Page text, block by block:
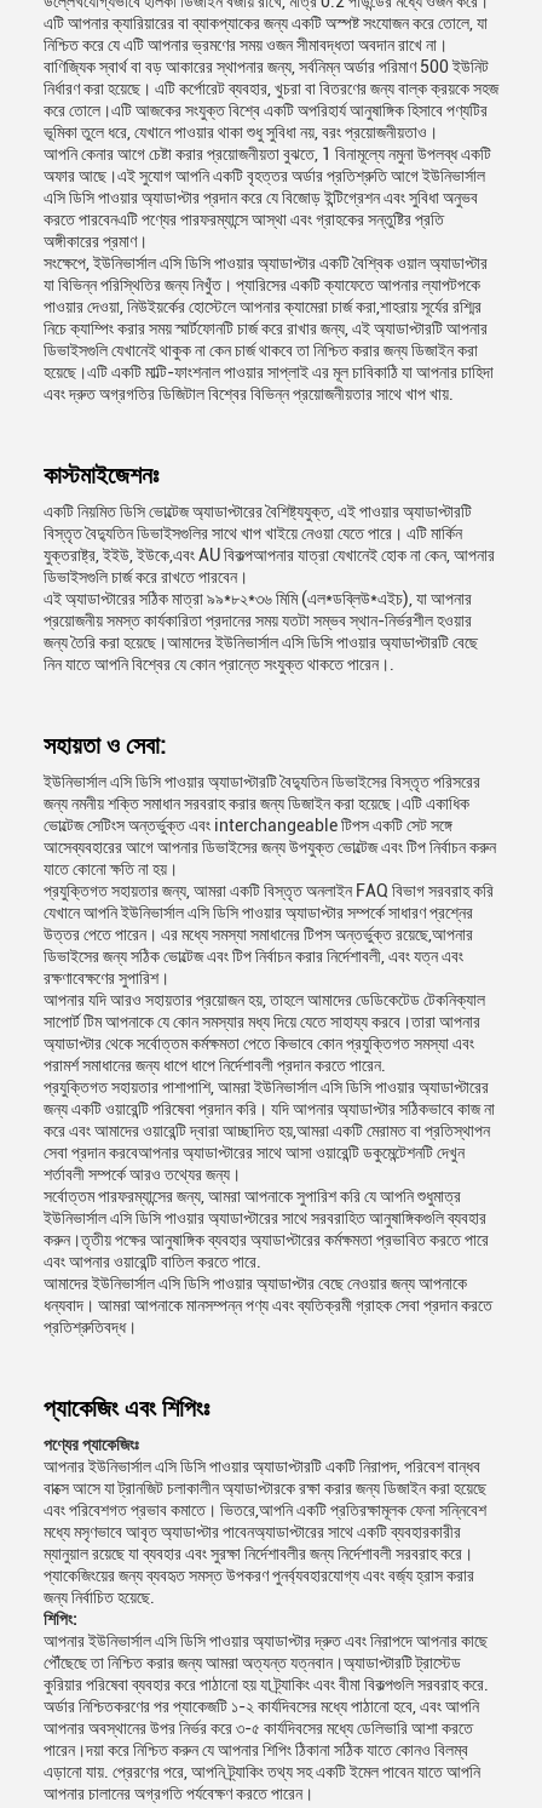
এটি আপনার ক্যারিয়ারের বা ব্যাকপ্যাকের জন্য একটি অস্পষ্ট সংযোজন করে তোলে, যা
নিশ্চিত করে যে এটি আপনার ভ্রমণের সময় ওজন সীমাবদ্ধতা অবদান রাখে না।
বাণিজ্যিক স্বার্থ বা বড় আকারের স্থাপনার জন্য, সর্বনিম্ন অর্ডার পরিমাণ 500 ইউনিট
নির্ধারণ করা হয়েছে। এটি কর্পোরেট ব্যবহার, খুচরা বা বিতরণের জন্য বাল্ক ক্রয়কে সহজ
করে তোলে।এটি আজকের সংযুক্ত বিশ্বে একটি অপরিহার্য আনুষাঙ্গিক হিসাবে পণ্যটির
ভূমিকা তুলে ধরে, যেখানে পাওয়ার থাকা শুধু সুবিধা নয়, বরং প্রয়োজনীয়তাও।
আপনি কেনার আগে চেষ্টা করার প্রয়োজনীয়তা বুঝতে, 1 বিনামূল্যে নমুনা উপলব্ধ একটি
অফার আছে।এই সুযোগ আপনি একটি বৃহত্তর অর্ডার প্রতিশ্রুতি আগে ইউনিভার্সাল
এসি ডিসি পাওয়ার অ্যাডাপ্টার প্রদান করে যে বিজোড় ইন্টিগ্রেশন এবং সুবিধা অনুভব
করতে পারবেনএটি পণ্যের পারফরম্যান্সে আস্থা এবং গ্রাহকের সন্তুষ্টির প্রতি
অঙ্গীকারের প্রমাণ।
সংক্ষেপে, ইউনিভার্সাল এসি ডিসি পাওয়ার অ্যাডাপ্টার একটি বৈশ্বিক ওয়াল অ্যাডাপ্টার
যা বিভিন্ন পরিস্থিতির জন্য নিখুঁত। প্যারিসের একটি ক্যাফেতে আপনার ল্যাপটপকে
পাওয়ার দেওয়া, নিউইয়র্কের হোস্টেলে আপনার ক্যামেরা চার্জ করা,শাহরায় সূর্যের রশ্মির
নিচে ক্যাম্পিং করার সময় স্মার্টফোনটি চার্জ করে রাখার জন্য, এই অ্যাডাপ্টারটি আপনার
ডিভাইসগুলি যেখানেই থাকুক না কেন চার্জ থাকবে তা নিশ্চিত করার জন্য ডিজাইন করা
হয়েছে।এটি একটি মাল্টি-ফাংশনাল পাওয়ার সাপ্লাই এর মূল চাবিকাঠি যা আপনার চাহিদা
এবং দ্রুত অগ্রগতির ডিজিটাল বিশ্বের বিভিন্ন প্রয়োজনীয়তার সাথে খাপ খায়.
কাস্টমাইজেশনঃ
একটি নিয়মিত ডিসি ভোল্টেজ অ্যাডাপ্টারের বৈশিষ্ট্যযুক্ত, এই পাওয়ার অ্যাডাপ্টারটি
বিস্তৃত বৈদ্যুতিন ডিভাইসগুলির সাথে খাপ খাইয়ে নেওয়া যেতে পারে। এটি মার্কিন
যুক্তরাষ্ট্র, ইইউ, ইউকে,এবং AU বিকল্পআপনার যাত্রা যেখানেই হোক না কেন, আপনার
ডিভাইসগুলি চার্জ করে রাখতে পারবেন।
এই অ্যাডাপ্টারের সঠিক মাত্রা ৯৯*৮২*৩৬ মিমি (এল*ডব্লিউ*এইচ), যা আপনার
প্রয়োজনীয় সমস্ত কার্যকারিতা প্রদানের সময় যতটা সম্ভব স্থান-নির্ভরশীল হওয়ার
জন্য তৈরি করা হয়েছে।আমাদের ইউনিভার্সাল এসি ডিসি পাওয়ার অ্যাডাপ্টারটি বেছে
নিন যাতে আপনি বিশ্বের যে কোন প্রান্তে সংযুক্ত থাকতে পারেন।.
সহায়তা ও সেবা:
ইউনিভার্সাল এসি ডিসি পাওয়ার অ্যাডাপ্টারটি বৈদ্যুতিন ডিভাইসের বিস্তৃত পরিসরের
জন্য নমনীয় শক্তি সমাধান সরবরাহ করার জন্য ডিজাইন করা হয়েছে।এটি একাধিক
ভোল্টেজ সেটিংস অন্তর্ভুক্ত এবং interchangeable টিপস একটি সেট সঙ্গে
আসেব্যবহারের আগে আপনার ডিভাইসের জন্য উপযুক্ত ভোল্টেজ এবং টিপ নির্বাচন করুন
যাতে কোনো ক্ষতি না হয়।
প্রযুক্তিগত সহায়তার জন্য, আমরা একটি বিস্তৃত অনলাইন FAQ বিভাগ সরবরাহ করি
যেখানে আপনি ইউনিভার্সাল এসি ডিসি পাওয়ার অ্যাডাপ্টার সম্পর্কে সাধারণ প্রশ্নের
উত্তর পেতে পারেন। এর মধ্যে সমস্যা সমাধানের টিপস অন্তর্ভুক্ত রয়েছে,আপনার
ডিভাইসের জন্য সঠিক ভোল্টেজ এবং টিপ নির্বাচন করার নির্দেশাবলী, এবং যত্ন এবং
রক্ষণাবেক্ষণের সুপারিশ।
আপনার যদি আরও সহায়তার প্রয়োজন হয়, তাহলে আমাদের ডেডিকেটেড টেকনিক্যাল
সাপোর্ট টিম আপনাকে যে কোন সমস্যার মধ্য দিয়ে যেতে সাহায্য করবে।তারা আপনার
অ্যাডাপ্টার থেকে সর্বোত্তম কর্মক্ষমতা পেতে কিভাবে কোন প্রযুক্তিগত সমস্যা এবং
পরামর্শ সমাধানের জন্য ধাপে ধাপে নির্দেশাবলী প্রদান করতে পারেন.
প্রযুক্তিগত সহায়তার পাশাপাশি, আমরা ইউনিভার্সাল এসি ডিসি পাওয়ার অ্যাডাপ্টারের
জন্য একটি ওয়ারেন্টি পরিষেবা প্রদান করি। যদি আপনার অ্যাডাপ্টার সঠিকভাবে কাজ না
করে এবং আমাদের ওয়ারেন্টি দ্বারা আচ্ছাদিত হয়,আমরা একটি মেরামত বা প্রতিস্থাপন
সেবা প্রদান করবেআপনার অ্যাডাপ্টারের সাথে আসা ওয়ারেন্টি ডকুমেন্টেশনটি দেখুন
শর্তাবলী সম্পর্কে আরও তথ্যের জন্য।
সর্বোত্তম পারফরম্যান্সের জন্য, আমরা আপনাকে সুপারিশ করি যে আপনি শুধুমাত্র
ইউনিভার্সাল এসি ডিসি পাওয়ার অ্যাডাপ্টারের সাথে সরবরাহিত আনুষাঙ্গিকগুলি ব্যবহার
করুন।তৃতীয় পক্ষের আনুষাঙ্গিক ব্যবহার অ্যাডাপ্টারের কর্মক্ষমতা প্রভাবিত করতে পারে
এবং আপনার ওয়ারেন্টি বাতিল করতে পারে.
আমাদের ইউনিভার্সাল এসি ডিসি পাওয়ার অ্যাডাপ্টার বেছে নেওয়ার জন্য আপনাকে
ধন্যবাদ। আমরা আপনাকে মানসম্পন্ন পণ্য এবং ব্যতিক্রমী গ্রাহক সেবা প্রদান করতে
প্রতিশ্রুতিবদ্ধ।
প্যাকেজিং এবং শিপিংঃ
পণ্যের প্যাকেজিংঃ
আপনার ইউনিভার্সাল এসি ডিসি পাওয়ার অ্যাডাপ্টারটি একটি নিরাপদ, পরিবেশ বান্ধব
বাক্সে আসে যা ট্রানজিট চলাকালীন অ্যাডাপ্টারকে রক্ষা করার জন্য ডিজাইন করা হয়েছে
এবং পরিবেশগত প্রভাব কমাতে। ভিতরে,আপনি একটি প্রতিরক্ষামূলক ফেনা সন্নিবেশ
মধ্যে মসৃণভাবে আবৃত অ্যাডাপ্টার পাবেনঅ্যাডাপ্টারের সাথে একটি ব্যবহারকারীর
ম্যানুয়াল রয়েছে যা ব্যবহার এবং সুরক্ষা নির্দেশাবলীর জন্য নির্দেশাবলী সরবরাহ করে।
প্যাকেজিংয়ের জন্য ব্যবহৃত সমস্ত উপকরণ পুনর্ব্যবহারযোগ্য এবং বর্জ্য হ্রাস করার
জন্য নির্বাচিত হয়েছে.
শিপিং:
আপনার ইউনিভার্সাল এসি ডিসি পাওয়ার অ্যাডাপ্টার দ্রুত এবং নিরাপদে আপনার কাছে
পৌঁছেছে তা নিশ্চিত করার জন্য আমরা অত্যন্ত যত্নবান।অ্যাডাপ্টারটি ট্রাস্টেড
কুরিয়ার পরিষেবা ব্যবহার করে পাঠানো হয় যা ট্র্যাকিং এবং বীমা বিকল্পগুলি সরবরাহ করে.
অর্ডার নিশ্চিতকরণের পর প্যাকেজটি ১-২ কার্যদিবসের মধ্যে পাঠানো হবে, এবং আপনি
আপনার অবস্থানের উপর নির্ভর করে ৩-৫ কার্যদিবসের মধ্যে ডেলিভারি আশা করতে
পারেন।দয়া করে নিশ্চিত করুন যে আপনার শিপিং ঠিকানা সঠিক যাতে কোনও বিলম্ব
এড়ানো যায়. প্রেরণের পরে, আপনি ট্র্যাকিং তথ্য সহ একটি ইমেল পাবেন যাতে আপনি
আপনার চালানের অগ্রগতি পর্যবেক্ষণ করতে পারেন।